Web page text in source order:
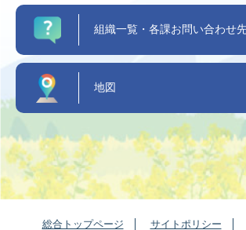
組織一覧・各課お問い合わせ
地図
総合トップページ サイトポリシー